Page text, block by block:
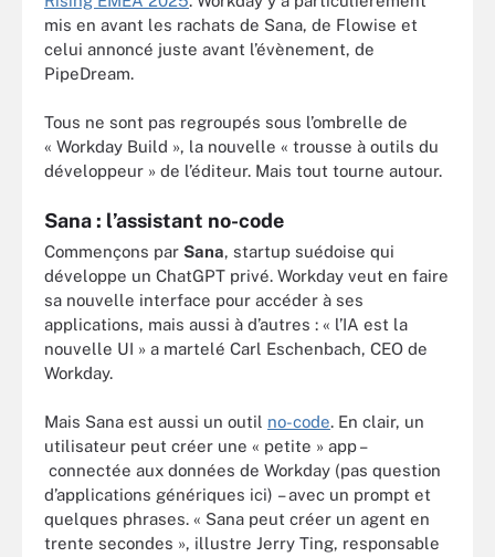
mis en avant les rachats de Sana, de Flowise et
celui annoncé juste avant l’évènement, de
PipeDream.
Tous ne sont pas regroupés sous l’ombrelle de
« Workday Build », la nouvelle « trousse à outils du
développeur » de l’éditeur. Mais tout tourne autour.
Sana : l’assistant no-code
Commençons par Sana, startup suédoise qui
développe un ChatGPT privé. Workday veut en faire
sa nouvelle interface pour accéder à ses
applications, mais aussi à d’autres : « l’IA est la
nouvelle UI » a martelé Carl Eschenbach, CEO de
Workday.
Mais Sana est aussi un outil no-code. En clair, un
utilisateur peut créer une « petite » app –
connectée aux données de Workday (pas question
d’applications génériques ici) – avec un prompt et
quelques phrases. « Sana peut créer un agent en
trente secondes », illustre Jerry Ting, responsable